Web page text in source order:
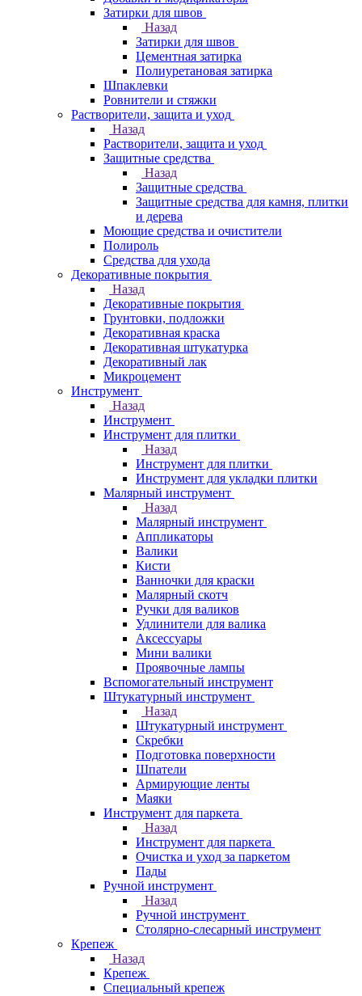
Затирки для швов
Назад
Затирки для швов
Цементная затирка
Полиуретановая затирка
Шпаклевки
Ровнители и стяжки
Растворители, защита и уход
Назад
Растворители, защита и уход
Защитные средства
Назад
Защитные средства
Защитные средства для камня, плитки
и дерева
Моющие средства и очистители
Полироль
Средства для ухода
Декоративные покрытия
Назад
Декоративные покрытия
Грунтовки, подложки
Декоративная краска
Декоративная штукатурка
Декоративный лак
Микроцемент
Инструмент
Назад
Инструмент
Инструмент для плитки
Назад
Инструмент для плитки
Инструмент для укладки плитки
Малярный инструмент
Назад
Малярный инструмент
Аппликаторы
Валики
Кисти
Ванночки для краски
Малярный скотч
Ручки для валиков
Удлинители для валика
Аксессуары
Мини валики
Проявочные лампы
Вспомогательный инструмент
Штукатурный инструмент
Назад
Штукатурный инструмент
Скребки
Подготовка поверхности
Шпатели
Армирующие ленты
Маяки
Инструмент для паркета
Назад
Инструмент для паркета
Очистка и уход за паркетом
Пады
Ручной инструмент
Назад
Ручной инструмент
Столярно-слесарный инструмент
Крепеж
Назад
Крепеж
Специальный крепеж